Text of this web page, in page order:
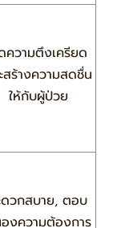
ความตึงเครียด
สร้างความสดชื่น
ให้กับผู้ป่วย
ดวกสบาย, ตอบ
งความต้องการ